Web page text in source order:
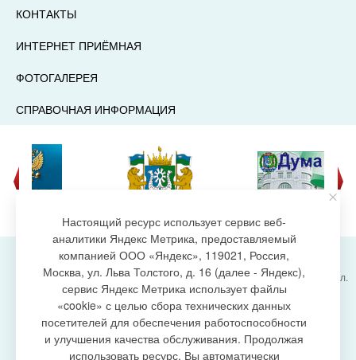
КОНТАКТЫ
ИНТЕРНЕТ ПРИЁМНАЯ
ФОТОГАЛЕРЕЯ
СПРАВОЧНАЯ ИНФОРМАЦИЯ
создание сайта
Администрация городского поселения Излучинск, ул.
Энергетиков, 6, пгт. Излучинск, Нижневартовский
район,
Ханты-Мансийский автономный округ-Югра
(Тюменская область), 628634
Сетевое изданиеhttps://www.gp-izluchinsk.ru
Настоящий ресурс использует сервис веб-
аналитики Яндекс Метрика, предоставляемый
компанией ООО «Яндекс», 119021, Россия,
Москва, ул. Льва Толстого, д. 16 (далее - Яндекс),
сервис Яндекс Метрика использует файлы
«cookie» с целью сбора технических данных
посетителей для обеспечения работоспособности
и улучшения качества обслуживания. Продолжая
использовать ресурс, Вы автоматически